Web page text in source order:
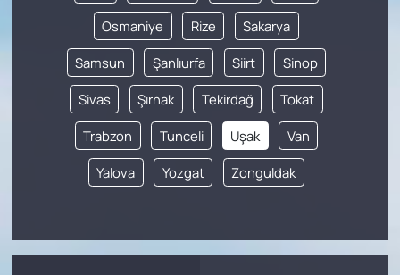
Osmaniye Rize Sakarya
Samsun Şanlıurfa Siirt Sinop
Sivas Şırnak Tekirdağ Tokat
Trabzon Tunceli Uşak Van
Yalova Yozgat Zonguldak